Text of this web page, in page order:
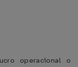
operacional o